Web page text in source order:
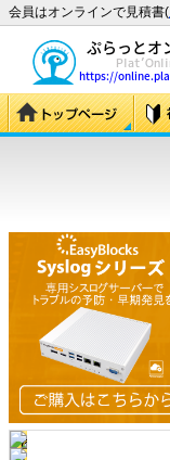
会員はオンラインで見積書(